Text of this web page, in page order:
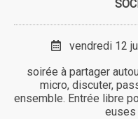
vendredi 12
soirée à partager
micro, discuter,
ensemble. Entrée libre
euses